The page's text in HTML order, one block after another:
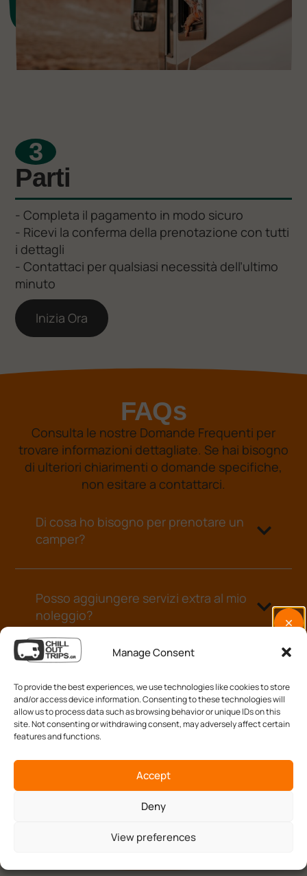
Manage Consent
To provide the best experiences, we use technologies like cookies to store
and/or access device information. Consenting to these technologies will
allow us to process data such as browsing behavior or unique IDs on this
site. Not consenting or withdrawing consent, may adversely affect certain
features and functions.
Accept
Deny
View preferences
3
Parti
- Completa il pagamento in modo sicuro
- Ricevi la conferma della prenotazione con tutti
i dettagli
- Contattaci per qualsiasi necessità dell’ultimo
minuto
Inizia Ora
FAQs
Consulta le nostre Domande Frequenti per
trovare informazioni dettagliate. Se hai bisogno
di ulteriori chiarimenti o domande specifiche,
non esitare a contattarci.
Di cosa ho bisogno per prenotare un
camper?
Posso aggiungere servizi extra al mio
noleggio?
Dove posso ritirare il camper?
Cosa succede se devo cancellare la